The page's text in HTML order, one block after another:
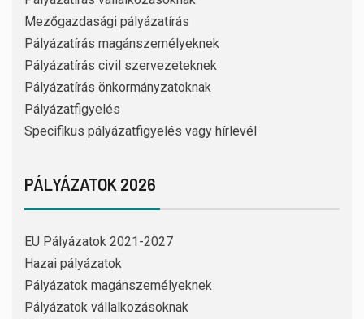
Mezőgazdasági pályázatírás
Pályázatírás magánszemélyeknek
Pályázatírás civil szervezeteknek
Pályázatírás önkormányzatoknak
Pályázatfigyelés
Specifikus pályázatfigyelés vagy hírlevél
PÁLYÁZATOK 2026
EU Pályázatok 2021-2027
Hazai pályázatok
Pályázatok magánszemélyeknek
Pályázatok vállalkozásoknak